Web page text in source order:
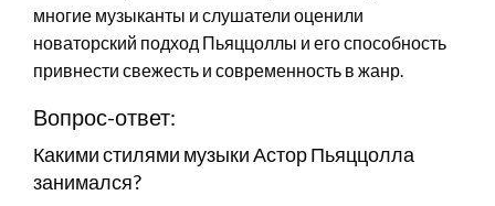
многие музыканты и слушатели оценили
новаторский подход Пьяццоллы и его способность
привнести свежесть и современность в жанр.
Вопрос-ответ:
Какими стилями музыки Астор Пьяццолла
занимался?